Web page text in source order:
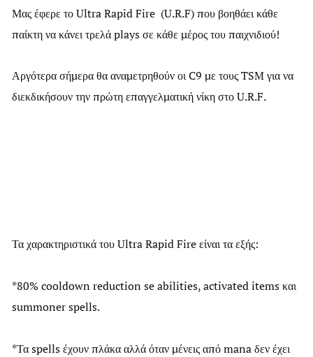
Μας έφερε το Ultra Rapid Fire (U.R.F) που βοηθάει κάθε
παίκτη να κάνει τρελά plays σε κάθε μέρος του παιχνιδιού!
Αργότερα σήμερα θα αναμετρηθούν οι C9 με τους TSM για να
διεκδικήσουν την πρώτη επαγγελματική νίκη στο U.R.F.
Τα χαρακτηριστικά του Ultra Rapid Fire είναι τα εξής:
*80% cooldown reduction se abilities, activated items και
summoner spells.
*Τα spells έχουν πλάκα αλλά όταν μένεις από mana δεν έχει